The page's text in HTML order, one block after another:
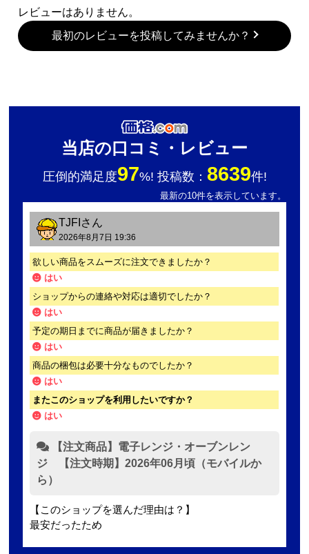
レビューはありません。
最初のレビューを投稿してみませんか？
当店の口コミ・レビュー
圧倒的満足度97%! 投稿数： 8639件!
最新の10件を表示しています。
TJFI さん
2026年8月7日 19:36
欲しい商品をスムーズに注文できましたか？
はい
ショップからの連絡や対応は適切でしたか？
はい
予定の期日までに商品が届きましたか？
はい
商品の梱包は必要十分なものでしたか？
はい
またこのショップを利用したいですか？
はい
【注文商品】電子レンジ・オーブンレン
ジ 【注文時期】2026年06月頃（モバイルか
ら）
【このショップを選んだ理由は？】
最安だったため